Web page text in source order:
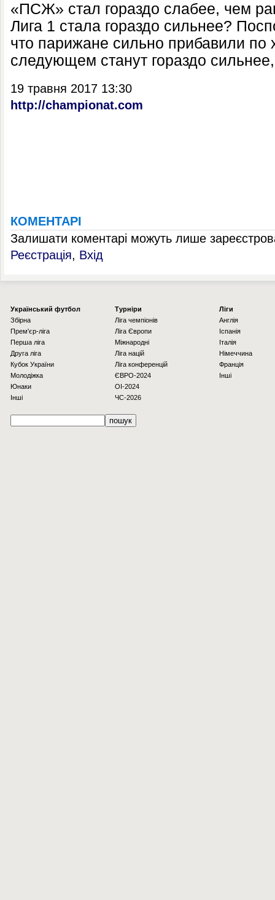
«ПСЖ» стал гораздо слабее, чем
Лига 1 стала гораздо сильнее?
что парижане сильно прибавили по
следующем станут гораздо
19 травня 2017 13:30
http://championat.com
КОМЕНТАРІ
Залишати коментарі можуть лише
Реєстрація, Вхід
Українcький футбол
Збірна
Прем'єр-ліга
Перша ліга
Друга ліга
Кубок України
Молодіжка
Юнаки
Інші
Турніри
Ліга чемпіонів
Ліга Європи
Міжнародні
Ліга націй
Ліга конференцій
ЄВРО-2024
OI-2024
ЧС-2026
Ліги
Англія
Іспанія
Італія
Німеччина
Франція
Інші